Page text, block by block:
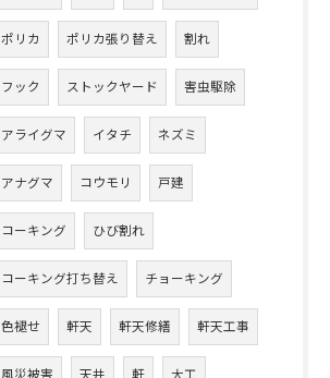
ポリカ ポリカ張り替え 割れ
フック ストックヤード 害虫駆除
アライグマ イタチ ネズミ
アナグマ コウモリ 戸建
コーキング ひび割れ
コーキング打ち替え チョーキング
色褪せ 軒天 軒天修繕 軒天工事
風災被害 天井 軒 大工